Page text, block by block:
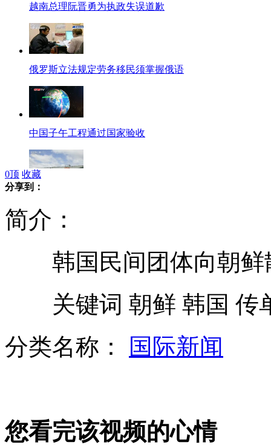
越南总理阮晋勇为执政失误道歉
俄罗斯立法规定劳务移民须掌握俄语
中国子午工程通过国家验收
日加紧拉拢印度 将加强军事合作
0顶 收藏
分享到：
简介：
韩国民间团体向朝鲜
关键词 朝鲜 韩国 传
分类名称：
国际新闻
您看完该视频的心情